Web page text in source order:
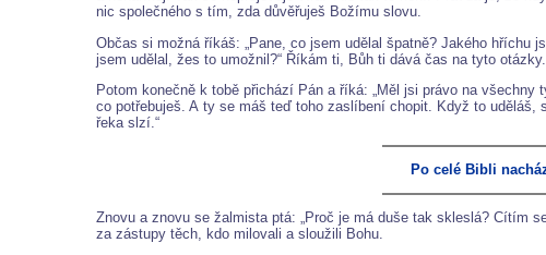
nic společného s tím, zda důvěřuješ Božímu slovu.
Občas si možná říkáš: „Pane, co jsem udělal špatně? Jakého hříchu
jsem udělal, žes to umožnil?“ Říkám ti, Bůh ti dává čas na tyto
Potom konečně k tobě přichází Pán a říká: „Měl jsi právo na
co potřebuješ. A ty se máš teď toho zaslíbení chopit. Když to
řeka slzí.“
Po celé Bibli
Znovu a znovu se žalmista ptá: „Proč je má duše tak skleslá? Cítím
za zástupy těch, kdo milovali a sloužili Bohu.